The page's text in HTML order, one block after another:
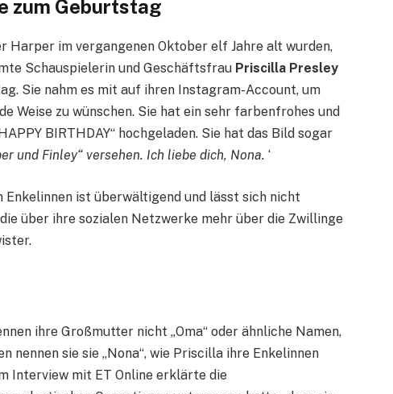
zum Geburtstag
Harper im vergangenen Oktober elf Jahre alt wurden,
Schauspielerin und Geschäftsfrau Priscilla Presley
Sie nahm es mit auf ihren Instagram-Account, um
Weise zu wünschen. Sie hat ein sehr farbenfrohes und
BIRTHDAY“ hochgeladen. Sie hat das Bild sogar
und Finley“ versehen. Ich liebe dich, Nona.‘
Enkelinnen ist überwältigend und lässt sich nicht
über ihre sozialen Netzwerke mehr über die Zwillinge
ihre Großmutter nicht „Oma“ oder ähnliche Namen,
nennen sie sie „Nona“, wie Priscilla ihre Enkelinnen
Interview mit ET Online erklärte die